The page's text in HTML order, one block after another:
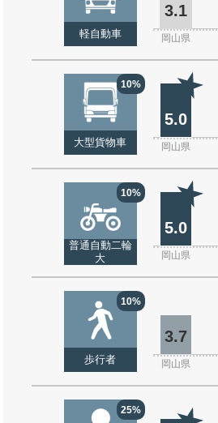
軽自動車
3.1
岡山県
10%
大型貨物車
5.0
岡山県
10%
普通自動二輪
大
5.0
岡山県
10%
歩行者
3.7
岡山県
25%